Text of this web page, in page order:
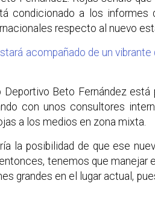
condicionado a los informes
respecto al nuevo
acompañado de un
Beto Fernández está
con unos consultores
a los medios en zona mixta.
la posibilidad de que ese
tenemos que manejar
grandes en el lugar actual,